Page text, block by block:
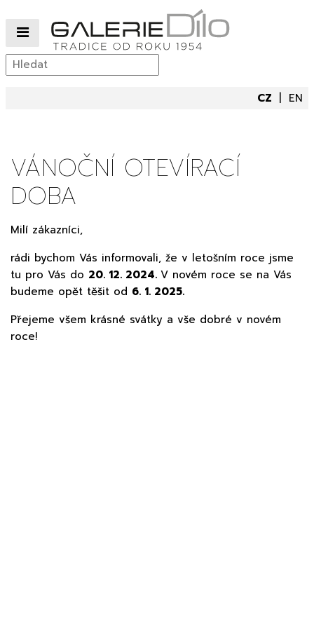
CZ EN
VÁNOČNÍ OTEVÍRACÍ
DOBA
Milí zákazníci,
rádi bychom Vás informovali, že v letošním roce jsme
tu pro Vás do 20. 12. 2024. V novém roce se na Vás
budeme opět těšit od 6. 1. 2025.
Přejeme všem krásné svátky a vše dobré v novém
roce!